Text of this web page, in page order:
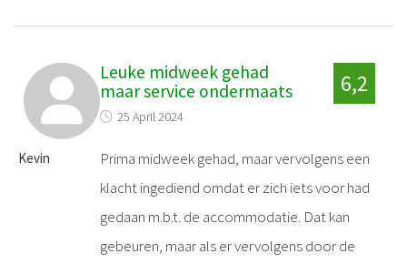
Kevin
Leuke midweek gehad
maar service ondermaats
25 April 2024
6,2
Prima midweek gehad, maar vervolgens een
klacht ingediend omdat er zich iets voor had
gedaan m.b.t. de accommodatie. Dat kan
gebeuren, maar als er vervolgens door de